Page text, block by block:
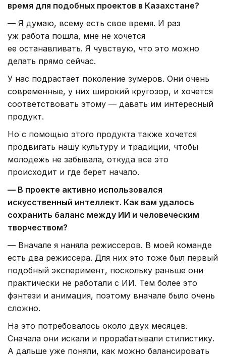
время для подобных проектов в Казахстане?
— Я думаю, всему есть свое время. И раз
уж работа пошла, мне не хочется
ее останавливать. Я чувствую, что это можно
делать прямо сейчас.
У нас подрастает поколение зумеров. Они очень
современные, у них широкий кругозор, и хочется
соответствовать этому — давать им интересный
продукт.
Но с помощью этого продукта также хочется
продвигать нашу культуру и традиции, чтобы
молодежь не забывала, откуда все это
происходит и где берет начало.
— В проекте активно использовался
искусственный интеллект. Как вам удалось
сохранить баланс между ИИ и человеческим
творчеством?
— Вначале я наняла режиссеров. В моей команде
есть два режиссера. Для них это тоже был первый
подобный эксперимент, поскольку раньше они
практически не работали с ИИ. Тем более это
фэнтези и анимация, поэтому вначале было очень
сложно.
На это потребовалось около двух месяцев.
Сначала они искали и прорабатывали стилистику.
А дальше уже поняли, как можно балансировать